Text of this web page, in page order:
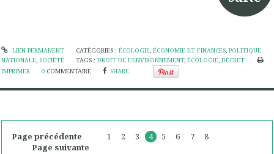
LIEN PERMANENT CATÉGORIES : ÉCOLOGIE, ÉCONOMIE ET FINANCES, POLITIQUE
NATIONALE, SOCIÉTÉ TAGS :DROIT DE L'ENVIRONNEMENT,ÉCOLOGIE,DÉCRET
IMPRIMER
0 COMMENTAIRE SHARE
Page précédente 1 2 3 4 5 6 7
8
Page suivante